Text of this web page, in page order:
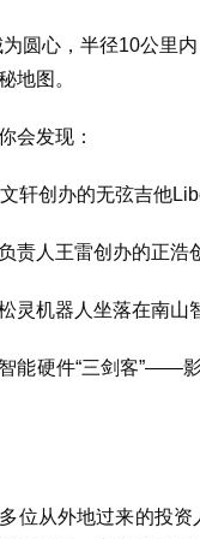
圆心，半径10公里
地图。
会发现：
轩创办的无弦吉他
责人王雷创办的正浩
灵机器人坐落在南山
能硬件“三剑客”——
位从外地过来的投